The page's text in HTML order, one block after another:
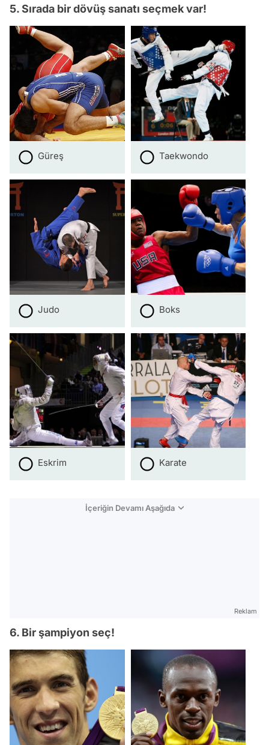
5. Sırada bir dövüş sanatı seçmek var!
Güreş Taekwondo
Judo Boks
Eskrim Karate
İçeriğin Devamı Aşağıda
Reklam
6. Bir şampiyon seç!